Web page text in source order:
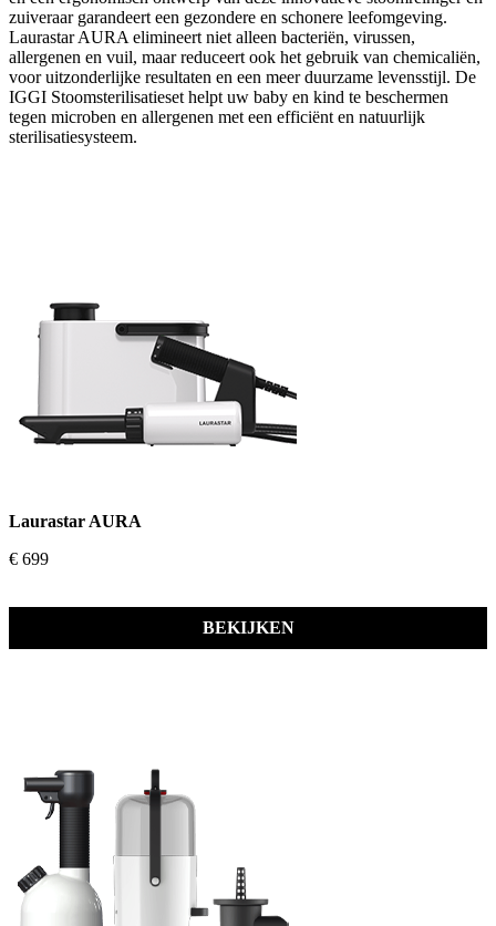
zuiveraar garandeert een gezondere en schonere leefomgeving.
Laurastar AURA elimineert niet alleen bacteriën, virussen,
allergenen en vuil, maar reduceert ook het gebruik van chemicaliën,
voor uitzonderlijke resultaten en een meer duurzame levensstijl. De
IGGI Stoomsterilisatieset helpt uw baby en kind te beschermen
tegen microben en allergenen met een efficiënt en natuurlijk
sterilisatiesysteem.
Laurastar AURA
€ 699
BEKIJKEN